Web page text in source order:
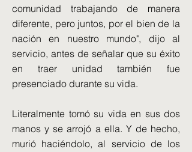
comunidad trabajando de manera
diferente, pero juntos, por el bien de la
nación en nuestro mundo", dijo al
servicio, antes de señalar que su éxito
en traer unidad también fue
presenciado durante su vida.
Literalmente tomó su vida en sus dos
manos y se arrojó a ella. Y de hecho,
murió haciéndolo, al servicio de los